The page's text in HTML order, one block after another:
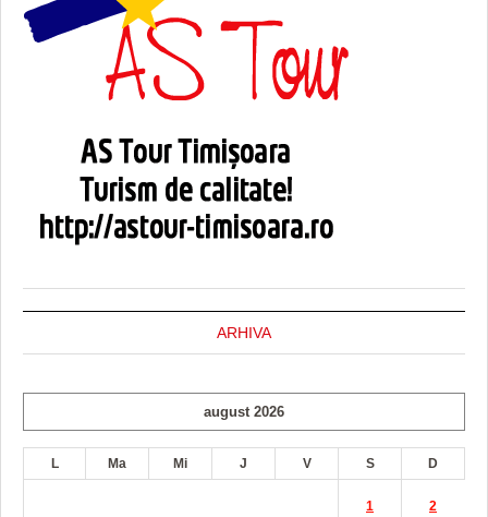
ARHIVA
august 2026
L Ma Mi J V S D
1 2